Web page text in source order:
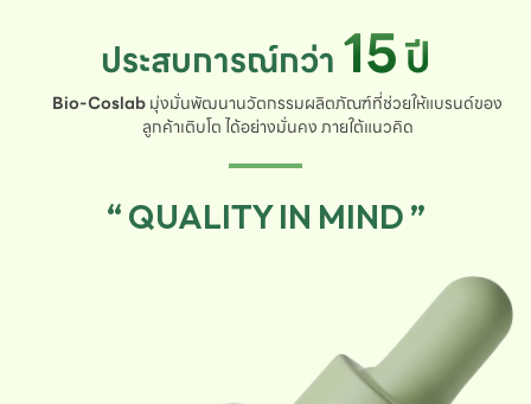
ประสบการณ์กว่า 15ปี
Bio-Coslabมุ่งมั่นพัฒนานวัตกรรมผลิตภัณฑ์ที่ช่วยให้แบรนด์ของ
ลูกค้าเติบโต ได้อย่างมั่นคง ภายใต้แนวคิด
“ QUALITY IN MIND ”